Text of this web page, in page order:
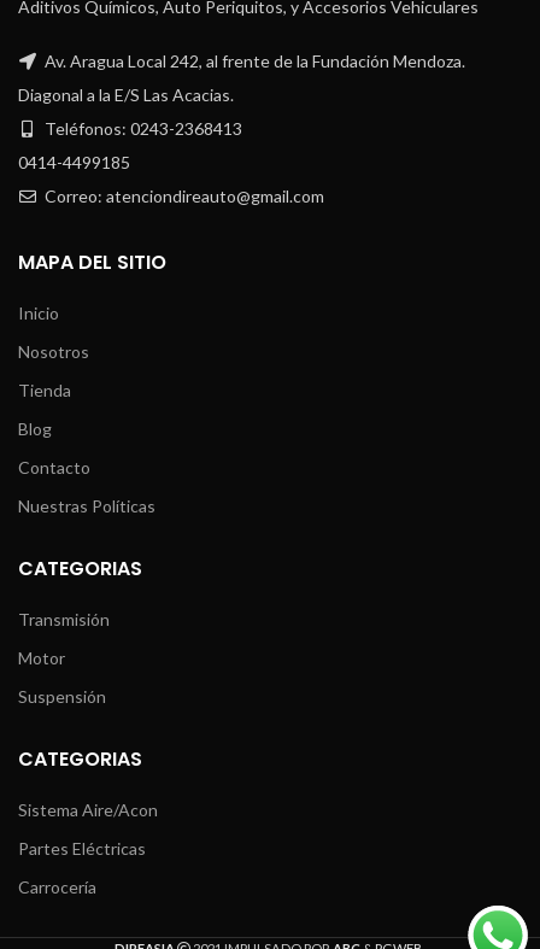
Aditivos Químicos, Auto Periquitos, y Accesorios Vehiculares
Av. Aragua Local 242, al frente de la Fundación Mendoza.
Diagonal a la E/S Las Acacias.
Teléfonos: 0243-2368413
0414-4499185
Correo: atenciondireauto@gmail.com
MAPA DEL SITIO
Inicio
Nosotros
Tienda
Blog
Contacto
Nuestras Políticas
CATEGORIAS
Transmisión
Motor
Suspensión
CATEGORIAS
Sistema Aire/Acon
Partes Eléctricas
Carrocería